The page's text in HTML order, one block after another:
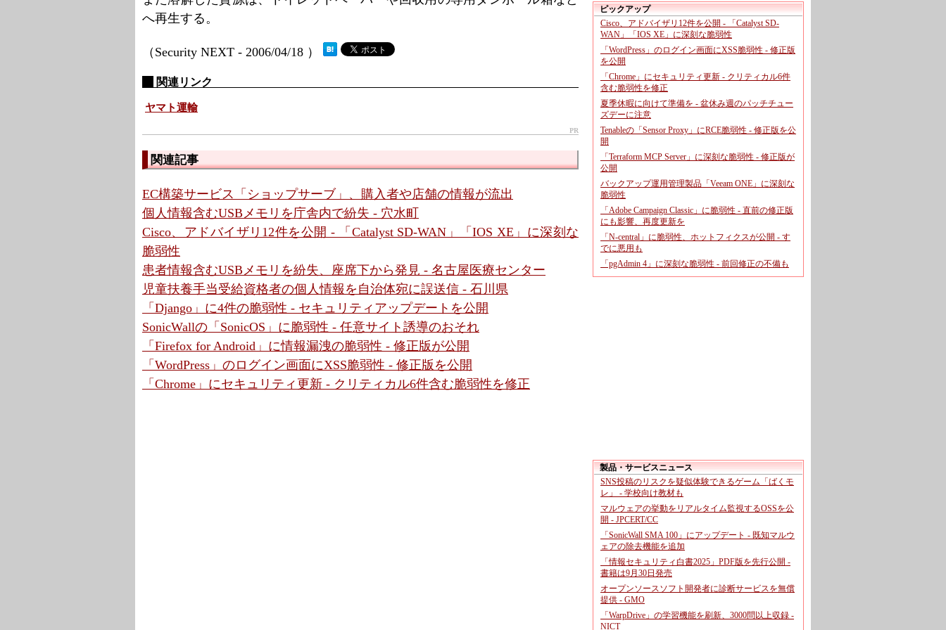
へ再生する。
（Security NEXT - 2006/04/18 ）
関連リンク
ヤマト運輸
PR
関連記事
EC構築サービス「ショップサーブ」、購入者や店舗の情報が流出
個人情報含むUSBメモリを庁舎内で紛失 - 穴水町
Cisco、アドバイザリ12件を公開 - 「Catalyst SD-WAN」「IOS XE」に深刻な
脆弱性
患者情報含むUSBメモリを紛失、座席下から発見 - 名古屋医療センター
児童扶養手当受給資格者の個人情報を自治体宛に誤送信 - 石川県
「Django」に4件の脆弱性 - セキュリティアップデートを公開
SonicWallの「SonicOS」に脆弱性 - 任意サイト誘導のおそれ
「Firefox for Android」に情報漏洩の脆弱性 - 修正版が公開
「WordPress」のログイン画面にXSS脆弱性 - 修正版を公開
「Chrome」にセキュリティ更新 - クリティカル6件含む脆弱性を修正
ピックアップ
Cisco、アドバイザリ12件を公開 - 「Catalyst SD-
WAN」「IOS XE」に深刻な脆弱性
「WordPress」のログイン画面にXSS脆弱性 - 修正版
を公開
「Chrome」にセキュリティ更新 - クリティカル6件
含む脆弱性を修正
夏季休暇に向けて準備を - 盆休み週のパッチチュー
ズデーに注意
Tenableの「Sensor Proxy」にRCE脆弱性 - 修正版を公
開
「Terraform MCP Server」に深刻な脆弱性 - 修正版が
公開
バックアップ運用管理製品「Veeam ONE」に深刻な
脆弱性
「Adobe Campaign Classic」に脆弱性 - 直前の修正版
にも影響、再度更新を
「N-central」に脆弱性、ホットフィクスが公開 - す
でに悪用も
「pgAdmin 4」に深刻な脆弱性 - 前回修正の不備も
製品・サービスニュース
SNS投稿のリスクを疑似体験できるゲーム「ばくモ
レ」 - 学校向け教材も
マルウェアの挙動をリアルタイム監視するOSSを公
開 - JPCERT/CC
「SonicWall SMA 100」にアップデート - 既知マルウ
ェアの除去機能を追加
「情報セキュリティ白書2025」PDF版を先行公開 -
書籍は9月30日発売
オープンソースソフト開発者に診断サービスを無償
提供 - GMO
「WarpDrive」の学習機能を刷新、3000問以上収録 -
NICT